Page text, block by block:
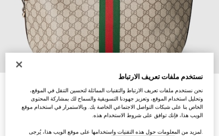
حقيبة يد واسعة GG Monogram صغيرة الحجم
للحيوانات الأليفة
SAR 6,900
نستخدم ملفات تعريف الارتباط
نحن نستخدم ملفات تعريف الارتباط والتقنيات المماثلة لتحسين التنقل في الموقع،
وتحليل استخدام الموقع، وتعزيز جهودنا التسويقية والسماح لك بمشاركة المحتوى
الخاص بنا على شبكات التواصل الاجتماعي الخاصة بك. وبالاستمرار في استخدام موقع
الويب هذا، فإنك توافق على شروط الاستخدام هذه.
.لمزيد من المعلومات حول هذه التقنيات واستخدامها على موقع الويب هذا، يُرجى